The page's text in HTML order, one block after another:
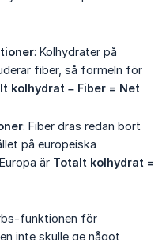
: Kolhydrater på
fiber, så formeln för
kolhydrat – Fiber = Net
: Fiber dras redan bort
på europeiska
är Totalt kolhydrat =
funktionen för
inte skulle ge något